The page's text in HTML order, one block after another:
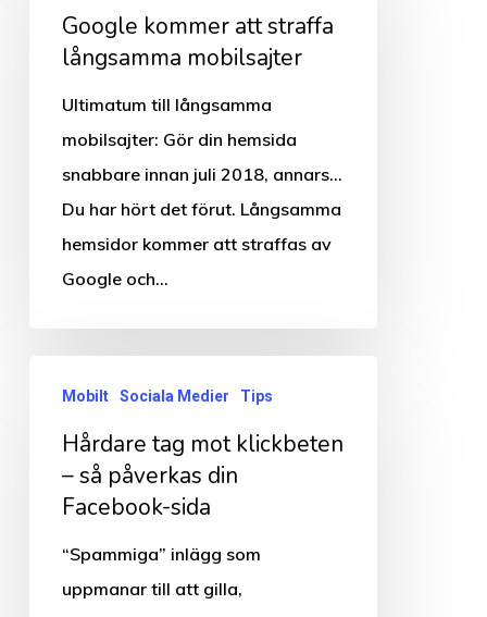
straffa
Google kommer att straffa
långsamma mobilsajter
Ultimatum till långsamma
mobilsajter: Gör din hemsida
snabbare innan juli 2018, annars...
Du har hört det förut. Långsamma
hemsidor kommer att straffas av
Google och…
klickbeten
Mobilt Sociala Medier Tips
Hårdare tag mot klickbeten
– så påverkas din
Facebook-sida
“Spammiga” inlägg som
uppmanar till att gilla,